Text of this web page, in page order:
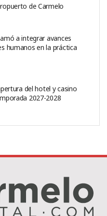
de Carmelo
a integrar avances
humanos en la práctica
del hotel y casino
2027-2028